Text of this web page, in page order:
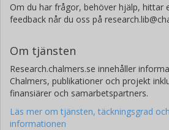
Om du har frågor, behöver hjälp, hittar
feedback når du oss på
Om tjänsten
Research.chalmers.se innehåller
Chalmers, publikationer och projekt
finansiärer och samarbetspartners.
Läs mer om tjänsten, täckningsgrad
informationen